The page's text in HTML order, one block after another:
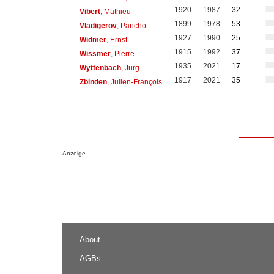
Vibert, Mathieu 1920 1987
32
Vladigerov, Pancho 1899 1978
53
Widmer, Ernst 1927 1990
25
Wissmer, Pierre 1915 1992
37
Wyttenbach, Jürg 1935 2021
17
Zbinden, Julien-François 1917 2021 35
Anzeige
About
AGBs